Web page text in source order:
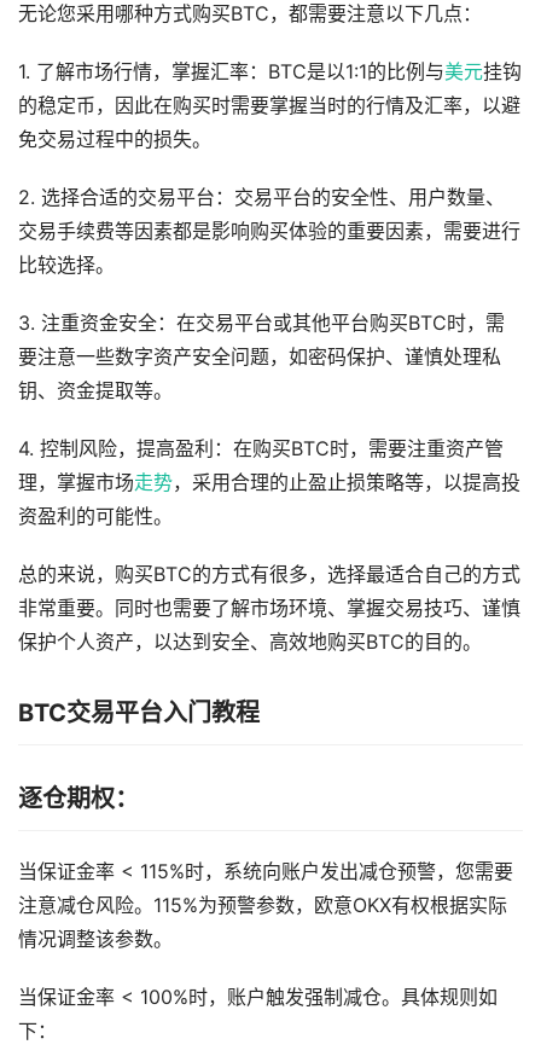
无论您采用哪种方式购买BTC，都需要注意以下几点：
1. 了解市场行情，掌握汇率：BTC是以1:1的比例与美元挂钩
的稳定币，因此在购买时需要掌握当时的行情及汇率，以避
免交易过程中的损失。
2. 选择合适的交易平台：交易平台的安全性、用户数量、
交易手续费等因素都是影响购买体验的重要因素，需要进行
比较选择。
3. 注重资金安全：在交易平台或其他平台购买BTC时，需
要注意一些数字资产安全问题，如密码保护、谨慎处理私
钥、资金提取等。
4. 控制风险，提高盈利：在购买BTC时，需要注重资产管
理，掌握市场走势，采用合理的止盈止损策略等，以提高投
资盈利的可能性。
总的来说，购买BTC的方式有很多，选择最适合自己的方式
非常重要。同时也需要了解市场环境、掌握交易技巧、谨慎
保护个人资产，以达到安全、高效地购买BTC的目的。
BTC交易平台入门教程
逐仓期权：
当保证金率 < 115%时，系统向账户发出减仓预警，您需要
注意减仓风险。115%为预警参数，欧意OKX有权根据实际
情况调整该参数。
当保证金率 < 100%时，账户触发强制减仓。具体规则如
下：